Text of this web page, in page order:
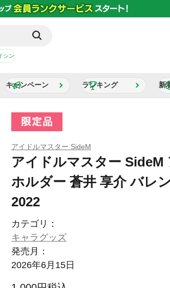
シン
キャンペーン ランキング 新
アイドルマスター SideM
アイドルマスター SideM
ホルダー 蒼井 享介 バレ
2022
カテゴリ：
キャラグッズ
発売月：
2026年6月15日